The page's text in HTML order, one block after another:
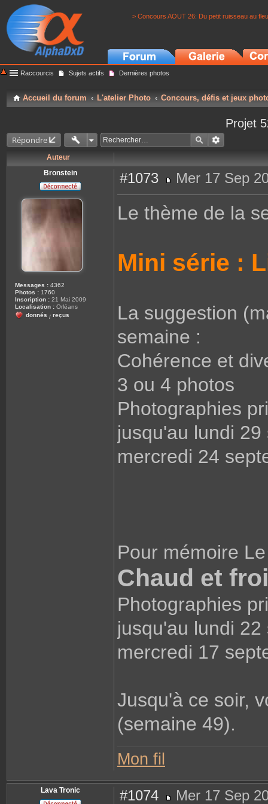
> Concours AOUT 26: Du petit ruisseau au
Raccourcis Sujets actifs Dernières photos
Accueil du forum L'atelier Photo Concours, défis et jeux
Projet
Répondre
Auteur
Bronstein
Messages : 4362
Photos : 1760
Inscription : 21 Mai 2009
Localisation : Orléans
donnés / reçus
#1073
e
a
Mer 17 Sep
Le thème de la
Mini série :
La suggestion
semaine :
Cohérence et
3 ou 4 photos
Photographies
jusqu'au lundi
mercredi 24
Pour mémoire
Chaud et
Photographies
jusqu'au lundi
mercredi 17
Jusqu'à ce soir,
(semaine 49).
Mon fil
Lava Tronic #1074 Mer 17 Sep